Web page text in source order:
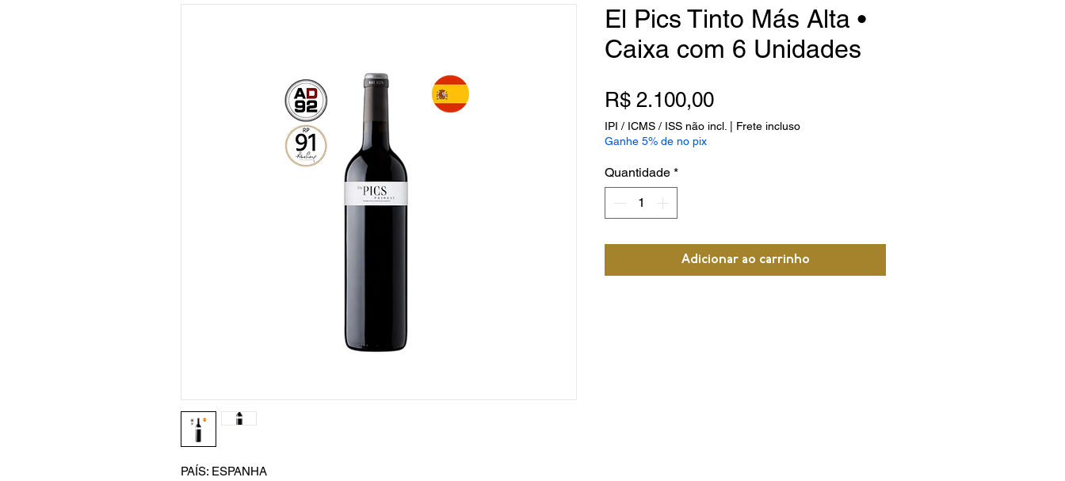
PAÍS: ESPANHA
El Pics Tinto Más Alta •
Caixa com 6 Unidades
R$ 2.100,00Preço
IPI / ICMS / ISS não incl.
Frete incluso
Ganhe 5% de no pix
Quantidade *
Adicionar ao carrinho